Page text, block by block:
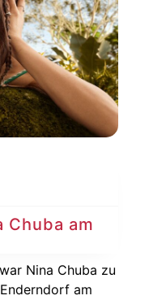
Chuba am
Nina Chuba zu
am